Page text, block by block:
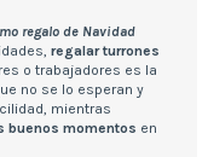
regalo de Navidad
regalar turrones
o trabajadores es la
no se lo esperan y
mientras
buenos momentos en